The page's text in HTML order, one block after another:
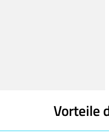
Vorteile